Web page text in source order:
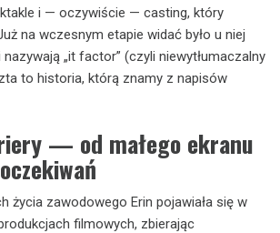
i — oczywiście — casting, który
na wczesnym etapie widać było u niej
„it factor” (czyli niewytłumaczalny
to historia, którą znamy z napisów
— od małego ekranu
życia zawodowego Erin pojawiała się w
filmowych, zbierając